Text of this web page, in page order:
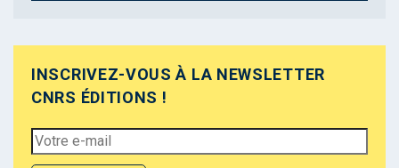
INSCRIVEZ-VOUS À LA NEWSLETTER
CNRS ÉDITIONS !